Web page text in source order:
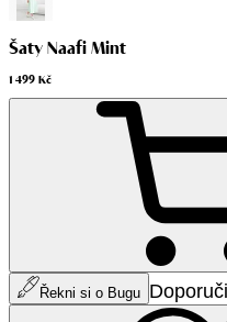
Šaty Naafi Mint
1 499 Kč
Řekni si o Bugu